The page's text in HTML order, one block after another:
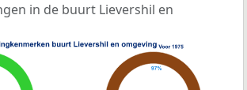
in de buurt Lievershil en